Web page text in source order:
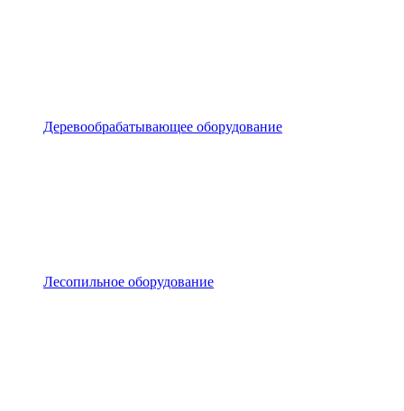
Деревообрабатывающее оборудование
Лесопильное оборудование